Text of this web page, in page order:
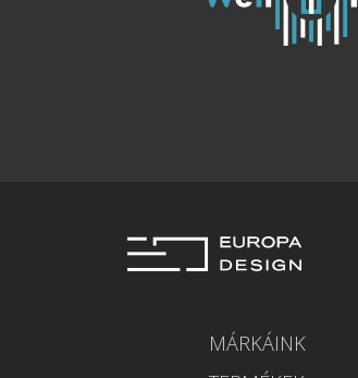
MÁRKÁINK